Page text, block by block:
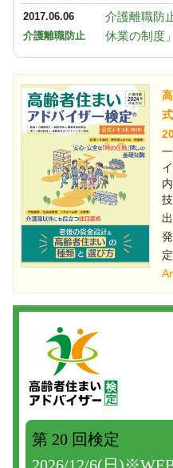
2017.06.06
介護離職防止
介護離職防
休業の制度」
第 20 回検定